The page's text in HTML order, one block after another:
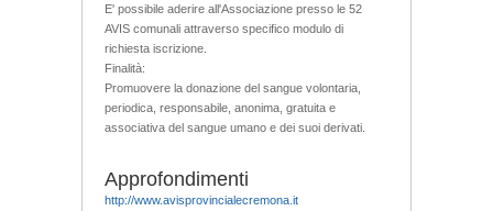
E' possibile aderire all'Associazione presso le 52
AVIS comunali attraverso specifico modulo di
richiesta iscrizione.
Finalità:
Promuovere la donazione del sangue volontaria,
periodica, responsabile, anonima, gratuita e
associativa del sangue umano e dei suoi derivati.
Approfondimenti
http://www.avisprovincialecremona.it